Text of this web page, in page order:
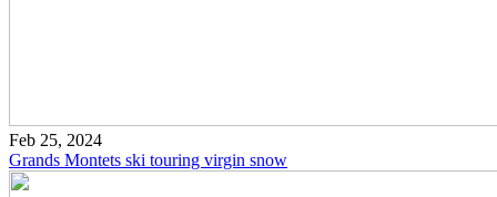
Feb 25, 2024
Grands Montets ski touring virgin snow